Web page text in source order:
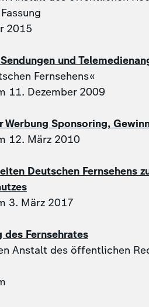
2015
und
Fernsehens«
11. Dezember 2009
Werbung Sponsoring,
12. März 2010
Deutschen Fernsehens
3. März 2017
Fernsehrates
Anstalt des öffentlichen